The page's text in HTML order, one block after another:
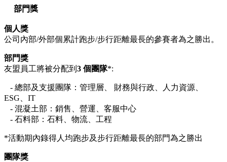
部門獎
個人獎
公司內部/外部個累計跑步/步行距離最長的參賽者為之勝出。
部門獎
友盟員工將被分配到 3 個團隊*:
- 總部及支援團隊：管理層、 財務與行政、人力資源、
ESG、IT
- 混凝土部：銷售、營運、客服中心
- 石料部：石料、物流、工程
*活動期內錄得人均跑步及步行距離最長的部門為之勝出
團隊獎